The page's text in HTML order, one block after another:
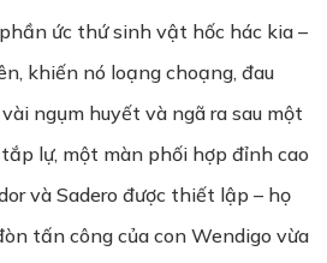
ức thứ sinh vật hốc hác kia –
khiến nó loạng choạng, đau
ngụm huyết và ngã ra sau một
lự, một màn phối hợp đỉnh cao
và Sadero được thiết lập – họ
tấn công của con Wendigo vừa